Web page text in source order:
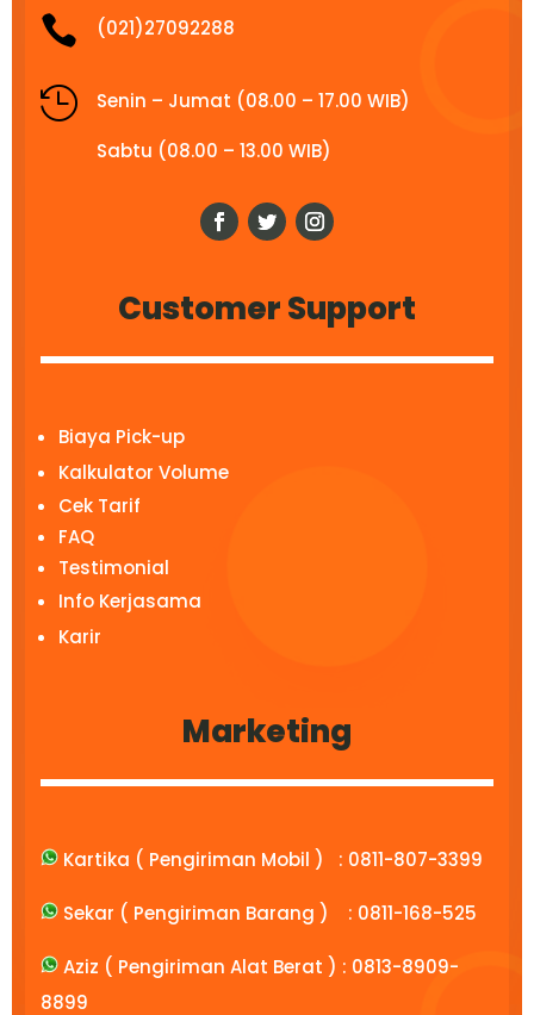
 (021)27092288

Senin – Jumat (08.00 – 17.00 WIB)
Sabtu (08.00 – 13.00 WIB)
Customer Support
Biaya Pick-up
Kalkulator Volume
Cek Tarif
FAQ
Testimonial
Info Kerjasama
Karir
Marketing
Kartika ( Pengiriman Mobil ) : 0811-807-3399
Sekar ( Pengiriman Barang ) : 0811-168-525
Aziz ( Pengiriman Alat Berat ) : 0813-8909-
8899